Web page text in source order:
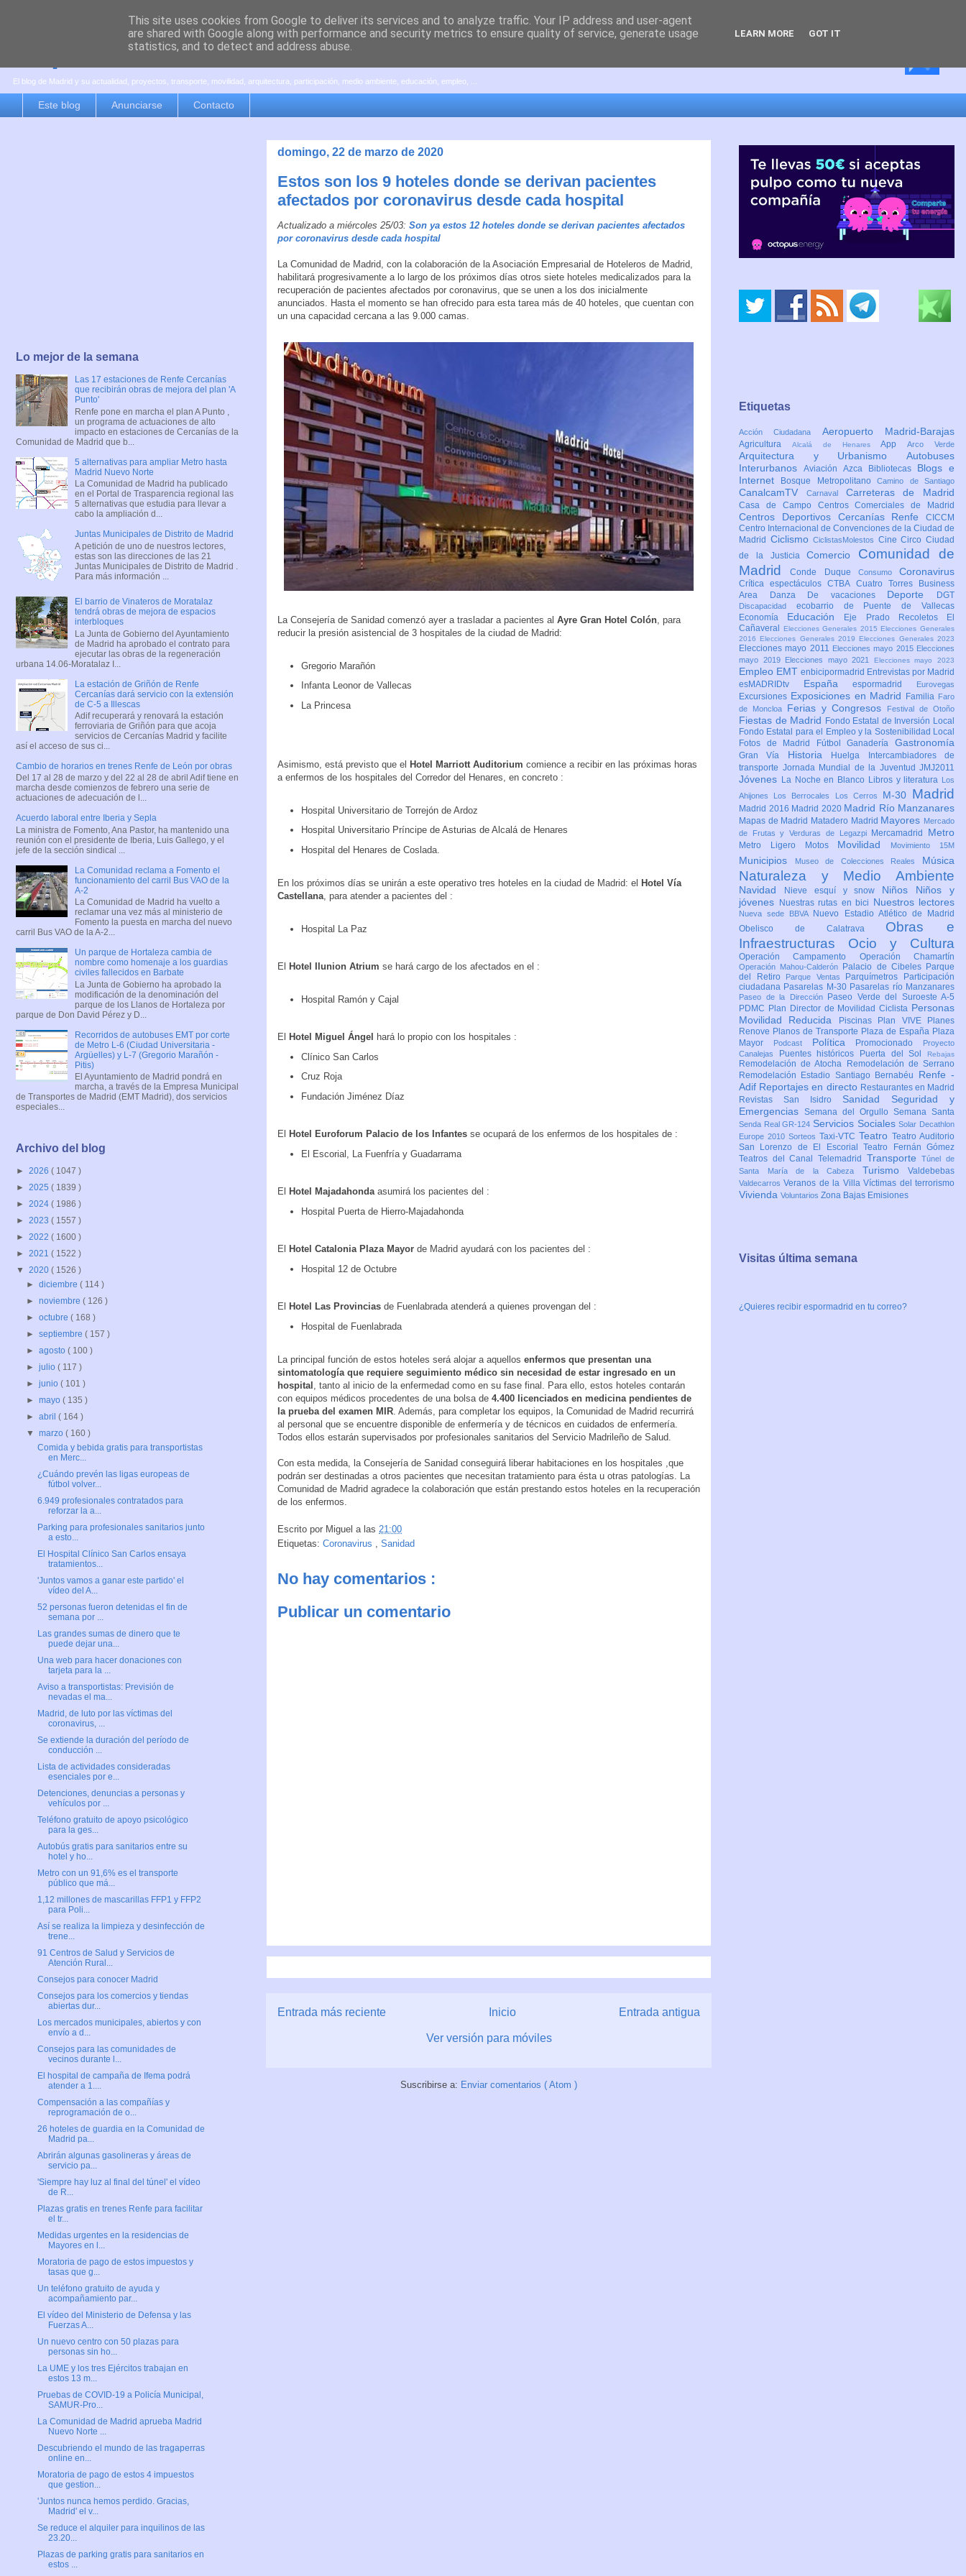
es por madrid
El blog de Madrid y su actualidad, proyectos, transporte, movilidad, arquitectura, participación, medio ambiente, educación, empleo, ...
Este blog Anunciarse Contacto
domingo, 22 de marzo de 2020
Estos son los 9 hoteles donde se derivan pacientes
afectados por coronavirus desde cada hospital
Actualizado a miércoles 25/03: Son ya estos 12 hoteles donde se derivan pacientes afectados
por coronavirus desde cada hospital
La Comunidad de Madrid, con la colaboración de la Asociación Empresarial de Hoteleros de Madrid,
habilitará progresivamente a lo largo de los próximos días otros siete hoteles medicalizados para la
recuperación de pacientes afectados por coronavirus, que se unen a los dos inicialmente
anunciados. Hasta el momento se han ofrecido para esta tarea más de 40 hoteles, que cuentan con
un una capacidad cercana a las 9.000 camas.
La Consejería de Sanidad comenzó ayer a trasladar a pacientes al Ayre Gran Hotel Colón , para
reducir la presión asistencial de 3 hospitales de la ciudad de Madrid:
Gregorio Marañón
Infanta Leonor de Vallecas
La Princesa
Asimismo, está previsto que el Hotel Marriott Auditorium comience a recibir en las próximas horas
a enfermos de los hospitales del Corredor del Henares, en concreto :
Hospital Universitario de Torrejón de Ardoz
Hospital Universitario Príncipe de Asturias de Alcalá de Henares
Hospital del Henares de Coslada.
En los próximos días se unirán a este operativo tres hoteles en la ciudad de Madrid: el Hotel Vía
Castellana , para atender a pacientes del :
Hospital La Paz
El Hotel Ilunion Atrium se hará cargo de los afectados en el :
Hospital Ramón y Cajal
El Hotel Miguel Ángel
hará lo propio con los hospitales :
Clínico San Carlos
Cruz Roja
Fundación Jiménez Díaz
El Hotel Euroforum Palacio de los Infantes se ocupará de los enfermos de los hospitales de :
El Escorial, La Fuenfría y Guadarrama
El Hotel Majadahonda asumirá los pacientes del :
Hospital Puerta de Hierro-Majadahonda
El Hotel Catalonia Plaza Mayor de Madrid ayudará con los pacientes del :
Hospital 12 de Octubre
El Hotel Las Provincias de Fuenlabrada atenderá a quienes provengan del :
Hospital de Fuenlabrada
La principal función de estos hoteles será alojar a aquellos enfermos que presentan una
sintomatología que requiere seguimiento médico sin necesidad de estar ingresado en un
hospital
, tanto al inicio de la enfermedad como en su fase final. Para ello, estos hoteles contarán
con equipos médicos procedentes de una bolsa de 4.400 licenciados en medicina pendientes de
la prueba del examen MIR . Además, para completar los equipos, la Comunidad de Madrid recurrirá
al personal que se encuentre disponible de enfermería y de técnicos en cuidados de enfermería.
Todos ellos estarán supervisados por profesionales sanitarios del Servicio Madrileño de Salud.
Con esta medida, la Consejería de Sanidad conseguirá liberar habitaciones en los hospitales ,que
podrán ser destinadas a otros pacientes que necesitan tratamiento para ésta u otras patologías. La
Comunidad de Madrid agradece la colaboración que están prestando estos hoteles en la recuperación
de los enfermos.
Escrito por Miguel a las 21:00
Etiquetas: Coronavirus , Sanidad
No hay comentarios :
Publicar un comentario
Entrada más reciente Entrada antigua
Inicio
Ver versión para móviles
Suscribirse a: Enviar comentarios ( Atom )
Lo mejor de la semana
Las 17 estaciones de Renfe Cercanías
que recibirán obras de mejora del plan 'A
Punto'
Renfe pone en marcha el plan A Punto ,
un programa de actuaciones de alto
impacto en estaciones de Cercanías de la
Comunidad de Madrid que b...
5 alternativas para ampliar Metro hasta
Madrid Nuevo Norte
La Comunidad de Madrid ha publicado
en el Portal de Trasparencia regional las
5 alternativas que estudia para llevar a
cabo la ampliación d...
Juntas Municipales de Distrito de Madrid
A petición de uno de nuestros lectores,
estas son las direcciones de las 21
Juntas Municipales de Distrito de Madrid .
Para más información ...
El barrio de Vinateros de Moratalaz
tendrá obras de mejora de espacios
interbloques
La Junta de Gobierno del Ayuntamiento
de Madrid ha aprobado el contrato para
ejecutar las obras de la regeneración
urbana 14.06-Moratalaz I...
La estación de Griñón de Renfe
Cercanías dará servicio con la extensión
de C-5 a Illescas
Adif recuperará y renovará la estación
ferroviaria de Griñón para que acoja
servicios de Cercanías Madrid y facilite
así el acceso de sus ci...
Cambio de horarios en trenes Renfe de León por obras
Del 17 al 28 de marzo y del 22 al 28 de abril Adif tiene en
marcha desde comienzos de febrero una serie de
actuaciones de adecuación de l...
Acuerdo laboral entre Iberia y Sepla
La ministra de Fomento, Ana Pastor, ha mantenido una
reunión con el presidente de Iberia, Luis Gallego, y el
jefe de la sección sindical ...
La Comunidad reclama a Fomento el
funcionamiento del carril Bus VAO de la
A-2
La Comunidad de Madrid ha vuelto a
reclamar una vez más al ministerio de
Fomento la puesta en marcha del nuevo
carril Bus VAO de la A-2...
Un parque de Hortaleza cambia de
nombre como homenaje a los guardias
civiles fallecidos en Barbate
La Junta de Gobierno ha aprobado la
modificación de la denominación del
parque de los Llanos de Hortaleza por
parque de Don David Pérez y D...
Recorridos de autobuses EMT por corte
de Metro L-6 (Ciudad Universitaria -
Argüelles) y L-7 (Gregorio Marañón -
Pitis)
El Ayuntamiento de Madrid pondrá en
marcha, a través de la Empresa Municipal
de Transportes de Madrid (EMT Madrid), dos servicios
especiales...
Archivo del blog
► 2026 ( 1047 )
► 2025 ( 1839 )
► 2024 ( 1986 )
► 2023 ( 1557 )
► 2022 ( 1600 )
► 2021 ( 1522 )
▼ 2020 ( 1526 )
►diciembre( 114 )
►noviembre( 126 )
►octubre( 168 )
►septiembre( 157 )
►agosto( 100 )
►julio( 117 )
►junio( 101 )
►mayo( 135 )
►abril( 164 )
▼marzo( 160 )
Comida y bebida gratis para transportistas
en Merc...
¿Cuándo prevén las ligas europeas de
fútbol volver...
6.949 profesionales contratados para
reforzar la a...
Parking para profesionales sanitarios junto
a esto...
El Hospital Clínico San Carlos ensaya
tratamientos...
'Juntos vamos a ganar este partido' el
vídeo del A...
52 personas fueron detenidas el fin de
semana por ...
Las grandes sumas de dinero que te
puede dejar una...
Una web para hacer donaciones con
tarjeta para la ...
Aviso a transportistas: Previsión de
nevadas el ma...
Madrid, de luto por las víctimas del
coronavirus, ...
Se extiende la duración del período de
conducción ...
Lista de actividades consideradas
esenciales por e...
Detenciones, denuncias a personas y
vehículos por ...
Teléfono gratuito de apoyo psicológico
para la ges...
Autobús gratis para sanitarios entre su
hotel y ho...
Metro con un 91,6% es el transporte
público que má...
1,12 millones de mascarillas FFP1 y FFP2
para Poli...
Así se realiza la limpieza y desinfección de
trene...
91 Centros de Salud y Servicios de
Atención Rural...
Consejos para conocer Madrid
Consejos para los comercios y tiendas
abiertas dur...
Los mercados municipales, abiertos y con
envío a d...
Consejos para las comunidades de
vecinos durante l...
El hospital de campaña de Ifema podrá
atender a 1....
Compensación a las compañías y
reprogramación de o...
26 hoteles de guardia en la Comunidad de
Madrid pa...
Abrirán algunas gasolineras y áreas de
servicio pa...
'Siempre hay luz al final del túnel' el vídeo
de R...
Plazas gratis en trenes Renfe para facilitar
el tr...
Medidas urgentes en la residencias de
Mayores en l...
Moratoria de pago de estos impuestos y
tasas que g...
Un teléfono gratuito de ayuda y
acompañamiento par...
El vídeo del Ministerio de Defensa y las
Fuerzas A...
Un nuevo centro con 50 plazas para
personas sin ho...
La UME y los tres Ejércitos trabajan en
estos 13 m...
Pruebas de COVID-19 a Policía Municipal,
SAMUR-Pro...
La Comunidad de Madrid aprueba Madrid
Nuevo Norte ...
Descubriendo el mundo de las tragaperras
online en...
Moratoria de pago de estos 4 impuestos
que gestion...
'Juntos nunca hemos perdido. Gracias,
Madrid' el v...
Se reduce el alquiler para inquilinos de las
23.20...
Plazas de parking gratis para sanitarios en
estos ...
Etiquetas
Acción Ciudadana Aeropuerto Madrid-Barajas
Agricultura Alcalá de HenaresAppArco Verde
Arquitectura y Urbanismo Autobuses
Interurbanos Aviación Azca Bibliotecas Blogs e
Internet
Bosque MetropolitanoCamino de Santiago
CanalcamTV Carnaval Carreteras de Madrid
Casa de Campo Centros Comerciales de Madrid
Centros Deportivos Cercanías Renfe CICCM
Centro Internacional de Convenciones de la Ciudad de
Madrid CiclismoCiclistasMolestos CineCircoCiudad
de la JusticiaComercio Comunidad de
MadridConde Duque Consumo Coronavirus
Crítica espectáculosCTBA Cuatro Torres Business
Area
Danza De vacaciones Deporte DGT
Discapacidad ecobarrio de Puente de Vallecas
Economía Educación Eje Prado Recoletos
El
Cañaveral
Elecciones Generales 2015 Elecciones Generales
2016 Elecciones Generales 2019 Elecciones Generales 2023
Elecciones mayo 2011 Elecciones mayo 2015 Elecciones
mayo 2019
Elecciones mayo 2021 Elecciones mayo 2023
Empleo EMT enbicipormadrid Entrevistas por Madrid
esMADRIDtv Españaespormadrid Eurovegas
Excursiones Exposiciones en Madrid Familia Faro
de Moncloa
Ferias y Congresos Festival de Otoño
Fiestas de Madrid Fondo Estatal de Inversión Local
Fondo Estatal para el Empleo y la Sostenibilidad Local
Fotos de Madrid
FútbolGanaderíaGastronomía
Gran Vía Historia Huelga
Intercambiadores de
transporte Jornada Mundial de la Juventud JMJ2011
Jóvenes La Noche en Blanco Libros y literatura
Los
Ahijones
Los Berrocales Los Cerros M-30 Madrid
Madrid 2016 Madrid 2020 Madrid Río Manzanares
Mapas de Madrid Matadero Madrid Mayores Mercado
de Frutas y Verduras de Legazpi
Mercamadrid Metro
Metro Ligero Motos Movilidad Movimiento 15M
Municipios Museo de Colecciones Reales Música
Naturaleza y Medio Ambiente
Navidad Nieve esquí y snow Niños Niños y
jóvenes
Nuestras rutas en bici Nuestros lectores
Nueva sede BBVA
Nuevo Estadio Atlético de Madrid
Obelisco de Calatrava Obras e
Infraestructuras Ocio y Cultura
Operación Campamento Operación Chamartín
Operación Mahou-Calderón Palacio de Cibeles Parque
del Retiro
Parque Ventas Parquímetros
Participación
ciudadana Pasarelas M-30 Pasarelas río Manzanares
Paseo de la Dirección
Paseo Verde del Suroeste A-5
PDMC Plan Director de Movilidad Ciclista Personas
Movilidad Reducida
Piscinas Plan VIVE
Planes
Renove Planos de Transporte Plaza de España Plaza
Mayor
Podcast Política Promocionado
Proyecto
Canalejas
Puentes históricos Puerta del Sol Rebajas
Remodelación de Atocha
Remodelación de Serrano
Remodelación Estadio Santiago Bernabéu Renfe -
Adif Reportajes en directo Restaurantes en Madrid
Revistas San Isidro Sanidad Seguridad y
Emergencias Semana del Orgullo Semana Santa
Senda Real GR-124 Servicios SocialesSolar Decathlon
Europe 2010 Sorteos Taxi-VTC Teatro Teatro Auditorio
San Lorenzo de El EscorialTeatro Fernán Gómez
Teatros del Canal Telemadrid TransporteTúnel de
Santa María de la Cabeza Turismo Valdebebas
ValdecarrosVeranos de la VillaVíctimas del terrorismo
Vivienda Voluntarios Zona Bajas Emisiones
Visitas última semana
¿Quieres recibir espormadrid en tu correo?
This site uses cookies from Google to deliver its services and to analyze traffic. Your IP address and user-agent
are shared with Google along with performance and security metrics to ensure quality of service, generate usage
statistics, and to detect and address abuse.
LEARN MORE GOT IT